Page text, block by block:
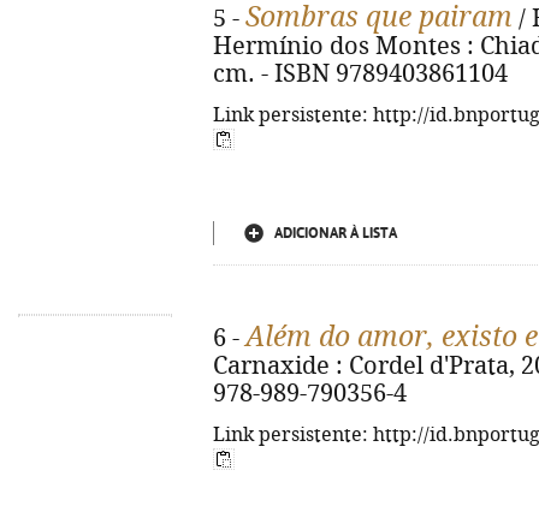
5 - Sombras que pairam /
Hermínio dos Montes :
cm. - ISBN 9789403861104
Link persistente: http://
ADICIONAR À LISTA
6 -Além do amor, existo
Carnaxide : Cordel d'Prata,
978-989-790356-4
Link persistente: http://